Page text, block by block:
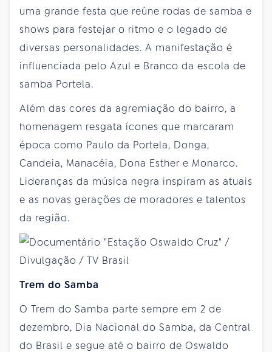
uma grande festa que reúne rodas de samba e
shows para festejar o ritmo e o legado de
diversas personalidades. A manifestação é
influenciada pelo Azul e Branco da escola de
samba Portela.
Além das cores da agremiação do bairro, a
homenagem resgata ícones que marcaram
época como Paulo da Portela, Donga,
Candeia, Manacéia, Dona Esther e Monarco.
Lideranças da música negra inspiram as atuais
e as novas gerações de moradores e talentos
da região.
Trem do Samba
O Trem do Samba parte sempre em 2 de
dezembro, Dia Nacional do Samba, da Central
do Brasil e segue até o bairro de Oswaldo